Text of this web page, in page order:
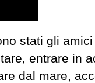
stati gli
entrare in
dal mare,